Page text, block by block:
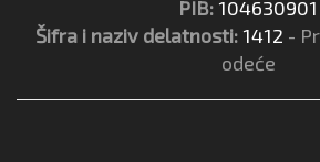
PIB: 104630901
Šifra i naziv delatnosti: 1412 -
odeće